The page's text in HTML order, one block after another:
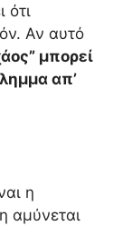
ότι
Αν αυτό
μπορεί
απ’
η
αμύνεται